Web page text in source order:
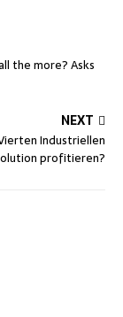
the more? Asks
NEXT
Industriellen
profitieren?